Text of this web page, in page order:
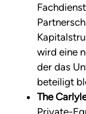
wird eine
der das
beteiligt
The
Private-